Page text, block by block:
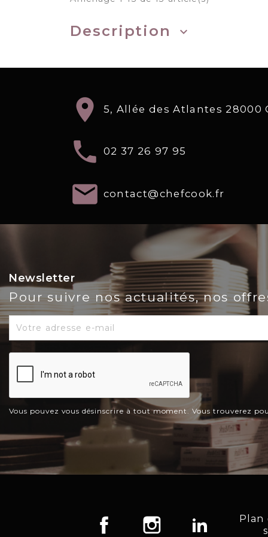
Description keyboard_arrow_down
location_on 5, Allée des Atlantes 28000
local_phone 02 37 26 97 95
email contact@chefcook.fr
Newsletter
Pour suivre nos actualités, nos
Vous pouvez vous désinscrire à tout moment. Vous trouverez
Facebook Instagram LinkedInPlan